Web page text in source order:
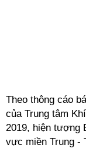
Theo thông cáo
của Trung tâm
2019, hiện tượng
vực miền Trung -